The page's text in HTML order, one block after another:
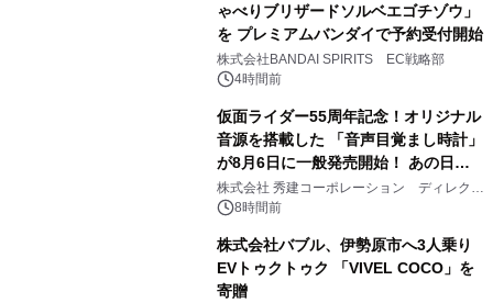
ゃべりブリザードソルベエゴチゾウ」
を プレミアムバンダイで予約受付開始
株式会社BANDAI SPIRITS EC戦略部
4時間前
仮面ライダー55周年記念！オリジナル
音源を搭載した 「音声目覚まし時計」
が8月6日に一般発売開始！ あの日の
大興奮が今甦る
株式会社 秀建コーポレーション ディレクト
アートギャラリー
8時間前
株式会社バブル、伊勢原市へ3人乗り
EVトゥクトゥク 「VIVEL COCO」を
寄贈